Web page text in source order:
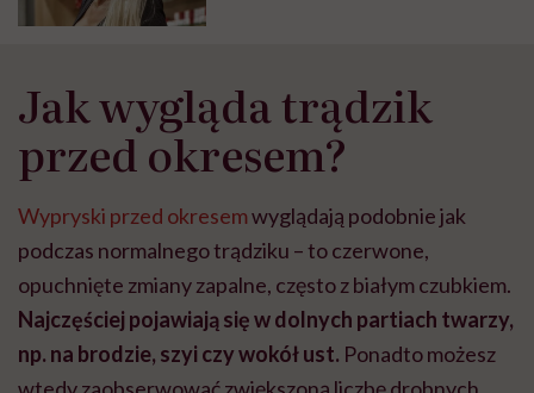
Jak wygląda trądzik
przed okresem?
Wypryski przed okresemwyglądają podobnie jak
podczas normalnego trądziku – to czerwone,
opuchnięte zmiany zapalne, często z białym czubkiem.
Najczęściej pojawiają się w dolnych partiach twarzy,
np. na brodzie, szyi czy wokół ust. Ponadto możesz